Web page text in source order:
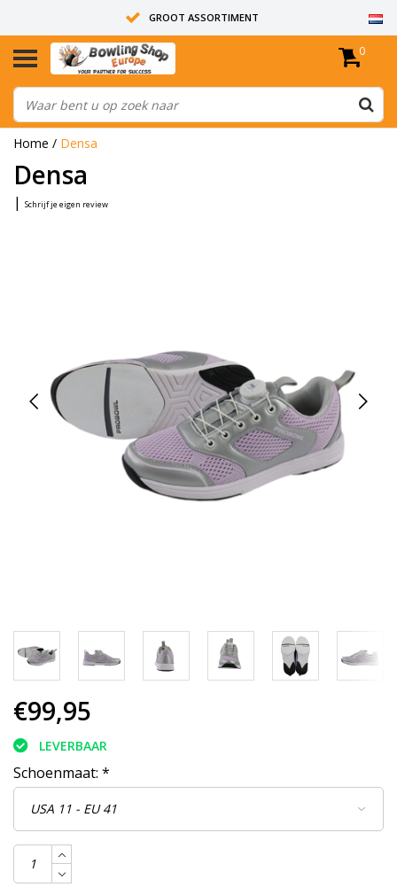
GROOT ASSORTIMENT
14 DAGEN RETOUR RECHT
ALLE BOWLINGBALLEN ZIJN ONGEBOORD
0
Home / Densa
Densa
| Schrijf je eigen review
€99,95
LEVERBAAR
Schoenmaat: *